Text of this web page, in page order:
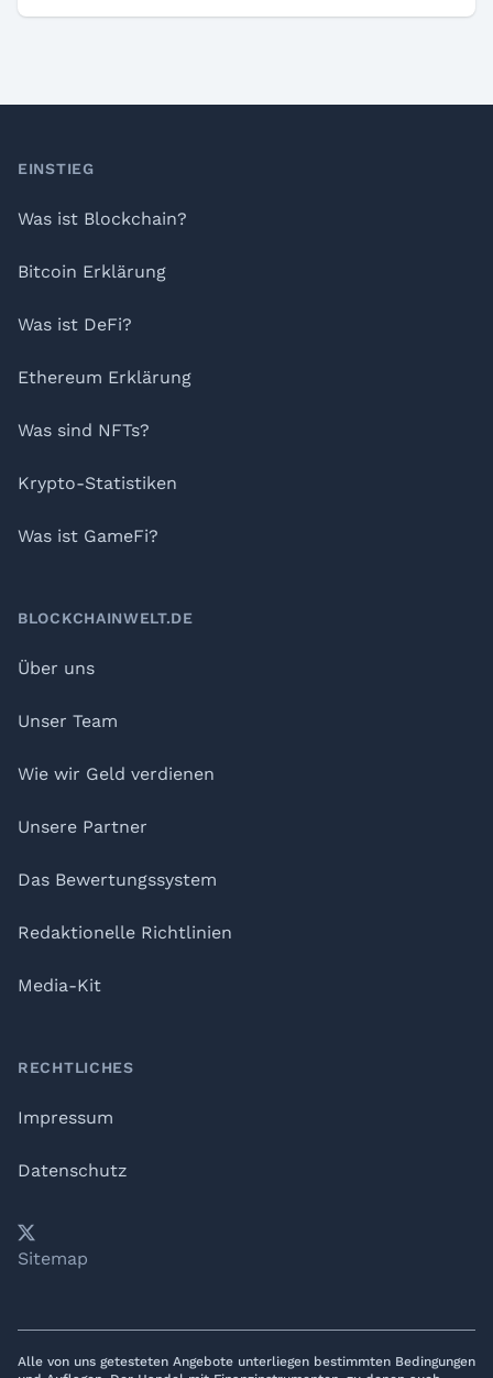
Footer
EINSTIEG
Was ist Blockchain?
Bitcoin Erklärung
Was ist DeFi?
Ethereum Erklärung
Was sind NFTs?
Krypto-Statistiken
Was ist GameFi?
BLOCKCHAINWELT.DE
Über uns
Unser Team
Wie wir Geld verdienen
Unsere Partner
Das Bewertungssystem
Redaktionelle Richtlinien
Media-Kit
RECHTLICHES
Impressum
Datenschutz
YouTube
𝕏 LinkedIn
Telegram
Sitemap
Alle von uns getesteten Angebote unterliegen bestimmten Bedingungen